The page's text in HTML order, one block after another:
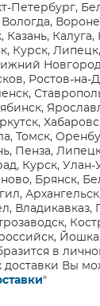
Петербург,
Казань,
Курск,
Ростов-на-
Томск,
Пенза,
Курск, Улан-
Брянск,
Владикавказ,
в
доставки Вы
"